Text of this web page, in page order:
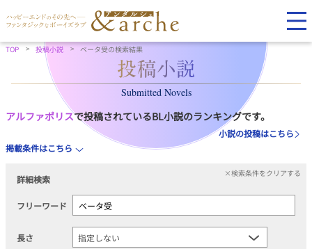
TOP 投稿小説 ベータ受の検索結果
Submitted Novels
アルファポリスで投稿されているBL小説のランキングです。
小説の投稿はこちら
掲載条件はこちら
詳細検索
×検索条件をクリアする
フリーワード
長さ